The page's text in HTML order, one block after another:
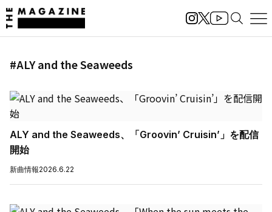
#ALY and the Seaweeds
ALY and the Seaweeds、「Groovin’ Cruisin’」を配信
開始
新曲情報2026.6.22